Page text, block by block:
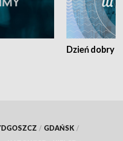
Dzień dobry
/ GDAŃSK /